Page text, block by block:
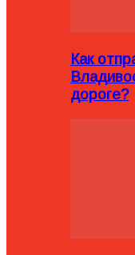
Как
дороге?